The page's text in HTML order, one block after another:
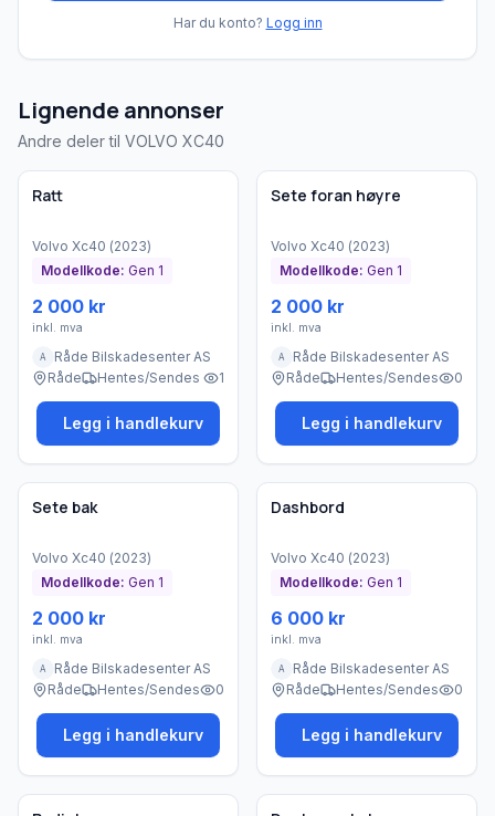
Har du konto? Logg inn
Lignende annonser
Andre deler til VOLVO XC40
Brukt - god tilstand
Bedrift
Ratt
Volvo Xc40 (2023)
Modellkode: Gen 1
2 000 kr
inkl. mva
A
Råde Bilskadesenter AS
Råde
Hentes/Sendes 1
Legg i handlekurv
Bedrift
Sete foran høyre
Volvo Xc40 (2023)
Modellkode: Gen 1
2 000 kr
inkl. mva
A
Råde Bilskadesenter AS
Råde
Hentes/Sendes 0
Legg i handlekurv
Brukt - god tilstand
Bedrift
Sete bak
Volvo Xc40 (2023)
Modellkode: Gen 1
2 000 kr
inkl. mva
A
Råde Bilskadesenter AS
Råde
Hentes/Sendes 0
Legg i handlekurv
Brukt - god tilstand
Bedrift
Dashbord
Volvo Xc40 (2023)
Modellkode: Gen 1
6 000 kr
inkl. mva
A
Råde Bilskadesenter AS
Råde
Hentes/Sendes 0
Legg i handlekurv
Brukt - god tilstand Brukt - god tilstand